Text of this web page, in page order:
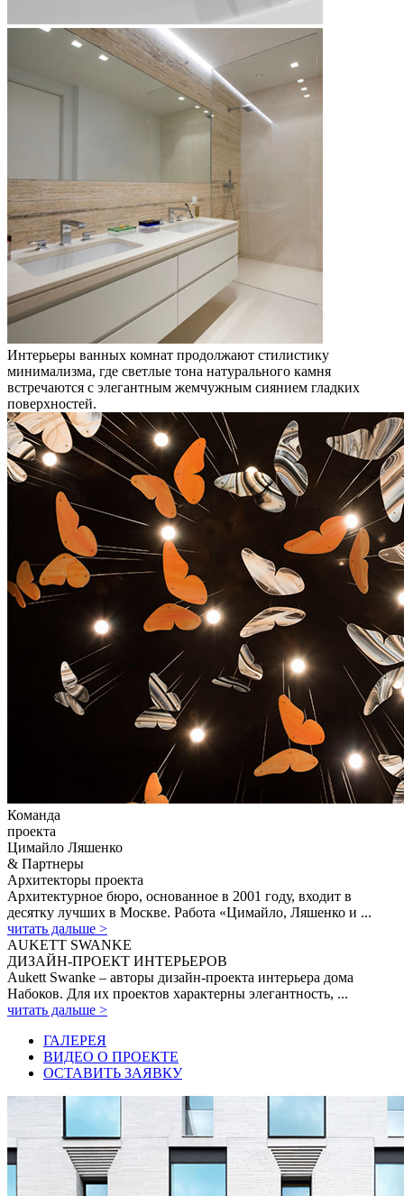
Интерьеры ванных комнат продолжают стилистику
минимализма, где светлые тона натурального камня
встречаются с элегантным жемчужным сиянием гладких
поверхностей.
Команда
проекта
Цимайло Ляшенко
& Партнеры
Архитекторы проекта
Архитектурное бюро, основанное в 2001 году, входит в
десятку лучших в Москве. Работа «Цимайло, Ляшенко и ...
читать дальше >
AUKETT SWANKE
ДИЗАЙН-ПРОЕКТ ИНТЕРЬЕРОВ
Aukett Swanke – авторы дизайн-проекта интерьера дома
Набоков. Для их проектов характерны элегантность, ...
читать дальше >
ГАЛЕРЕЯ
ВИДЕО О ПРОЕКТЕ
ОСТАВИТЬ ЗАЯВКУ